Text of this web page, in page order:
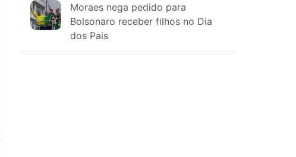
Moraes nega pedido para
Bolsonaro receber filhos no Dia
dos Pais